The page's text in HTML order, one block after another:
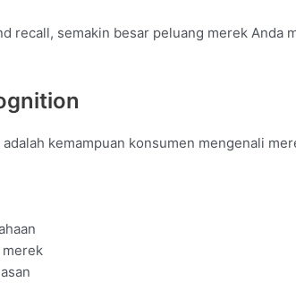
recall, semakin besar peluang merek Anda
kemampuan konsumen mengenali
merek